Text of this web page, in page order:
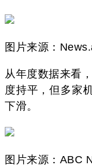
图片来源：
从年度数据来看
度持平，但多家
下滑。
图片来源：ABC